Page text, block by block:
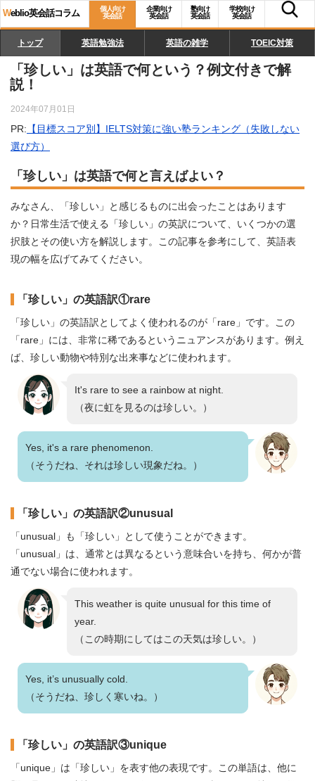
Weblio英会話コラム
個人向け
英会話
企業向け
英会話
塾向け
英会話
学校向け
英会話
トップ 英語勉強法 英語の雑学 TOEIC対策
「珍しい」は英語で何という？例文付きで解
説！
2024年07月01日
PR: 【目標スコア別】IELTS対策に強い塾ランキング（失敗しない
選び方）
「珍しい」は英語で何と言えばよい？
みなさん、「珍しい」と感じるものに出会ったことはあります
か？日常生活で使える「珍しい」の英訳について、いくつかの選
択肢とその使い方を解説します。この記事を参考にして、英語表
現の幅を広げてみてください。
「珍しい」の英語訳①rare
「珍しい」の英語訳としてよく使われるのが「rare」です。この
「rare」には、非常に稀であるというニュアンスがあります。例え
ば、珍しい動物や特別な出来事などに使われます。
It's rare to see a rainbow at night.
（夜に虹を見るのは珍しい。）
Yes, it's a rare phenomenon.
（そうだね、それは珍しい現象だね。）
「珍しい」の英語訳②unusual
「unusual」も「珍しい」として使うことができます。
「unusual」は、通常とは異なるという意味合いを持ち、何かが普
通でない場合に使われます。
This weather is quite unusual for this time of
year.
（この時期にしてはこの天気は珍しい。）
Yes, it’s unusually cold.
（そうだね、珍しく寒いね。）
「珍しい」の英語訳③unique
「unique」は「珍しい」を表す他の表現です。この単語は、他に